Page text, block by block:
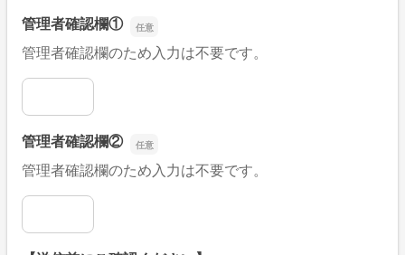
管理者確認欄①
管理者確認欄のため入力は不要です。
管理者確認欄①
管理者確認欄②
管理者確認欄のため入力は不要です。
管理者確認欄②